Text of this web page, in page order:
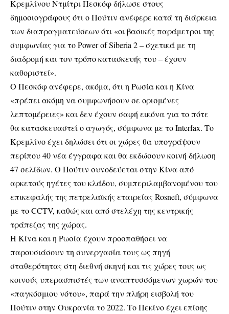
Κρεμλίνου Ντμίτρι Πεσκόφ δήλωσε στους
δημοσιογράφους ότι ο Πούτιν ανέφερε κατά τη διάρκεια
των διαπραγματεύσεων ότι «οι βασικές παράμετροι της
συμφωνίας για το Power of Siberia 2 – σχετικά με τη
διαδρομή και τον τρόπο κατασκευής του – έχουν
καθοριστεί».
Ο Πεσκόφ ανέφερε, ακόμα, ότι η Ρωσία και η Κίνα
«πρέπει ακόμη να συμφωνήσουν σε ορισμένες
λεπτομέρειες» και δεν έχουν σαφή εικόνα για το πότε
θα κατασκευαστεί ο αγωγός, σύμφωνα με το Interfax. Το
Κρεμλίνο έχει δηλώσει ότι οι χώρες θα υπογράψουν
περίπου 40 νέα έγγραφα και θα εκδώσουν κοινή δήλωση
47 σελίδων. Ο Πούτιν συνοδεύεται στην Κίνα από
αρκετούς ηγέτες του κλάδου, συμπεριλαμβανομένου του
επικεφαλής της πετρελαϊκής εταιρείας Rosneft, σύμφωνα
με το CCTV, καθώς και από στελέχη της κεντρικής
τράπεζας της χώρας.
Η Κίνα και η Ρωσία έχουν προσπαθήσει να
παρουσιάσουν τη συνεργασία τους ως πηγή
σταθερότητας στη διεθνή σκηνή και τις χώρες τους ως
κοινούς υπερασπιστές των αναπτυσσόμενων χωρών του
«παγκόσμιου νότου», παρά την πλήρη εισβολή του
Πούτιν στην Ουκρανία το 2022. Το Πεκίνο έχει επίσης